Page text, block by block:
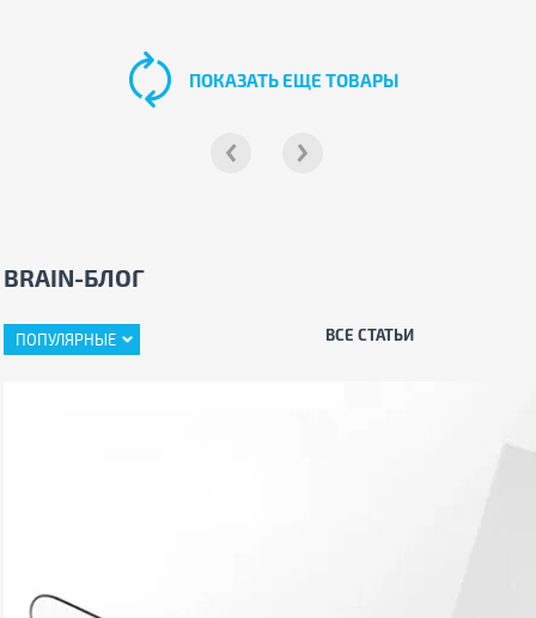
ПОКАЗАТЬ ЕЩЕ ТОВАРЫ
BRAIN-БЛОГ
ПОПУЛЯРНЫЕ ВСЕ СТАТЬИ